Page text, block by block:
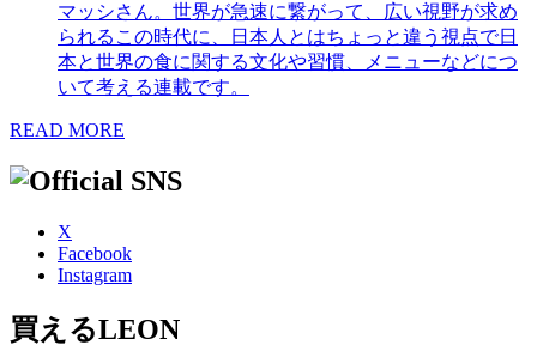
マッシさん。世界が急速に繋がって、広い視野が求め
られるこの時代に、日本人とはちょっと違う視点で日
本と世界の食に関する文化や習慣、メニューなどにつ
いて考える連載です。
READ MORE
X
Facebook
Instagram
買えるLEON